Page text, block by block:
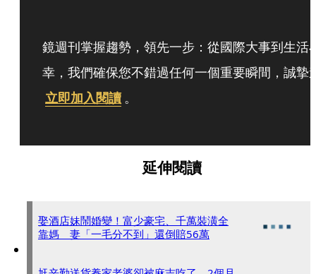
鏡週刊掌握趨勢，領先一步：從國際大事到生活
幸，我們確保您不錯過任何一個重要瞬間，誠摯
立即加入閱讀 。
延伸閱讀
娶酒店妹鬧婚變！富少豪宅、千萬裝潢全
靠媽 妻「一毛分不到」還倒賠56萬